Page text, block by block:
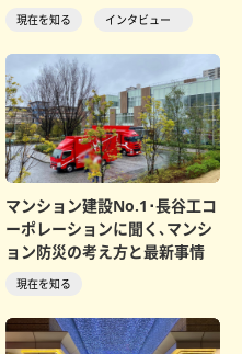
現在を知る インタビュー
マンション建設No.1･長谷工コ
ーポレーションに聞く､マンシ
ョン防災の考え方と最新事情
現在を知る